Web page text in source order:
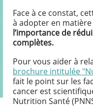
Face à ce constat,
à adopter en
l’importance de
complètes.
Pour vous aider à
brochure intitulée
fait le point sur les
cancer est
Nutrition Santé